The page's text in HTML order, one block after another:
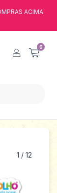
ACIMA
0
1 / 12